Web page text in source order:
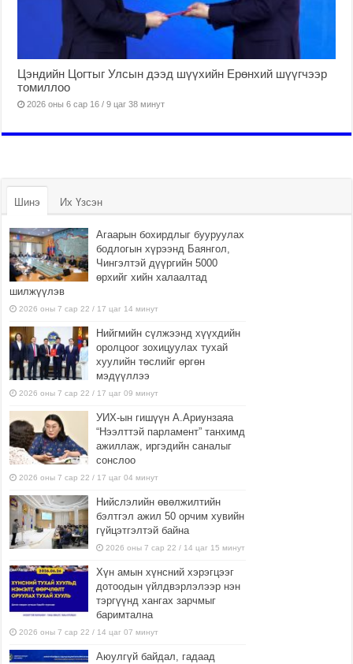
Цэндийн Цогтыг Улсын дээд шүүхийн Ерөнхий шүүгчээр
томиллоо
2026 оны 6 сар 16 / 9 цаг 38 минут
Шинэ Их Үзсэн
Агаарын бохирдлыг бууруулах
бодлогын хүрээнд Баянгол,
Чингэлтэй дүүргийн 5000
өрхийг хийн халаалтад
шилжүүлэв
2026 оны 7 сар 22 / 17 цаг 14 минут
Нийгмийн сүлжээнд хүүхдийн
оролцоог зохицуулах тухай
хуулийн төслийг өргөн
мэдүүллээ
2026 оны 7 сар 22 / 17 цаг 09 минут
УИХ-ын гишүүн А.Ариунзаяа
“Нээлттэй парламент” танхимд
ажиллаж, иргэдийн саналыг
сонслоо
2026 оны 7 сар 22 / 17 цаг 04 минут
Нийслэлийн өвөлжилтийн
бэлтгэл ажил 50 орчим хувийн
гүйцэтгэлтэй байна
2026 оны 7 сар 22 / 14 цаг 15 минут
Хүн амын хүнсний хэрэгцээг
дотоодын үйлдвэрлэлээр нэн
тэргүүнд хангах зарчмыг
баримтална
2026 оны 7 сар 22 / 14 цаг 07 минут
Аюулгүй байдал, гадаад